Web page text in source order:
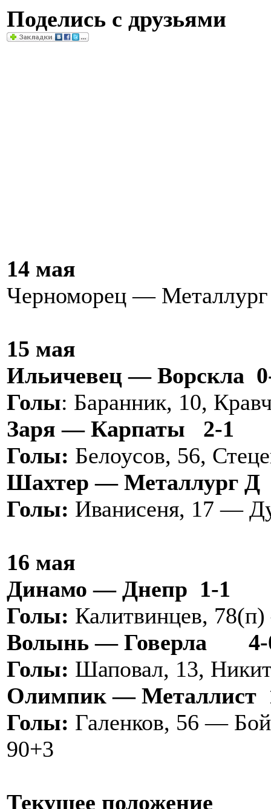
Поделись с друзьями
14 мая
Черноморец —
15 мая
Ильичевец — Ворскла
Голы: Баранник, 10,
Заря — Карпаты 2-1
Голы: Белоусов, 56,
Шахтер — Металлург Д
Голы: Иванисеня, 17 —
16 мая
Динамо — Днепр 1-1
Голы: Калитвинцев,
Волынь — Говерла
Голы: Шаповал, 13,
Олимпик — Металлист
Голы: Галенков, 56 —
90+3
Текущее положение